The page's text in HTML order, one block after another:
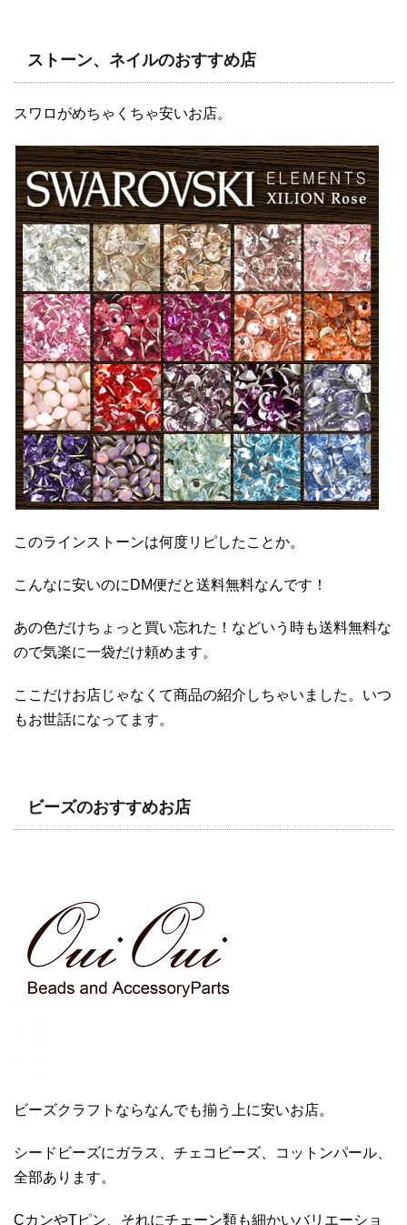
ストーン、ネイルのおすすめ店
スワロがめちゃくちゃ安いお店。
このラインストーンは何度リピしたことか。
こんなに安いのにDM便だと送料無料なんです！
あの色だけちょっと買い忘れた！などいう時も送料無料な
ので気楽に一袋だけ頼めます。
ここだけお店じゃなくて商品の紹介しちゃいました。いつ
もお世話になってます。
ビーズのおすすめお店
ビーズクラフトならなんでも揃う上に安いお店。
シードビーズにガラス、チェコビーズ、コットンパール、
全部あります。
CカンやTピン、それにチェーン類も細かいバリエーショ